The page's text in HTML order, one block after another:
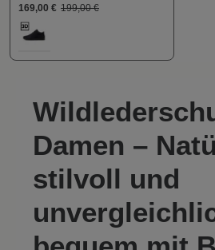
169,00 € 199,00 €
Farbe
469
Damen –
stilvoll und